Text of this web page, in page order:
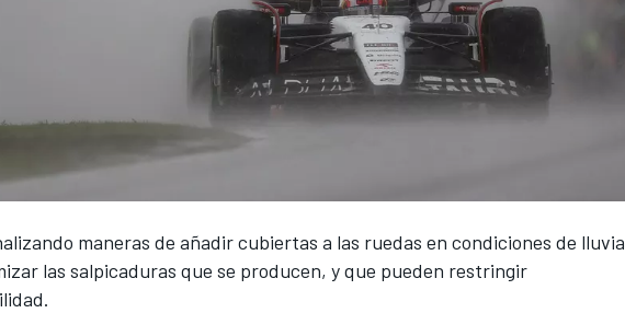
maneras de añadir cubiertas a las ruedas en condiciones de lluvia
las salpicaduras que se producen, y que pueden restringir